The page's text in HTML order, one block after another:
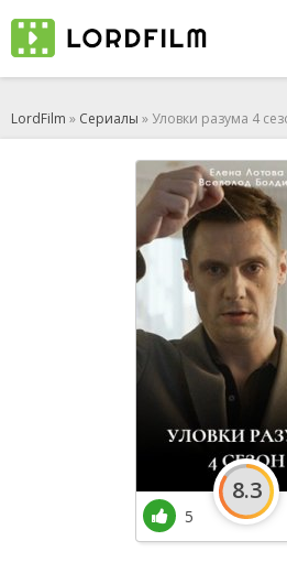
LordFilm » Сериалы » Уловки разума 4 сезон 1, 2,
5
8.3